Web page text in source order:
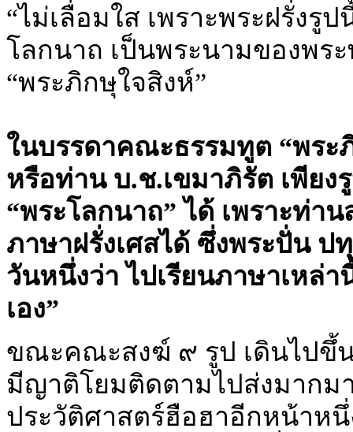
“ไม่เลื่อมใส เพราะพระฝรั่งรู
โลกนาถ เป็นพระนามของพร
“พระภิกษุใจสิงห์”
ในบรรดาคณะธรรมทูต “พร
หรือท่าน บ.ช.เขมาภิรัต เพียง
“พระโลกนาถ” ได้ เพราะท่า
ภาษาฝรั่งเศสได้ ซึ่งพระปั่น
วันหนึ่งว่า ไปเรียนภาษาเหล่
เอง”
ขณะคณะสงฆ์ ๙ รูป เดินไปขึ้
มีญาติโยมติดตามไปส่งมากม
ประวัติศาสตร์ฮือฮาอีกหน้าห